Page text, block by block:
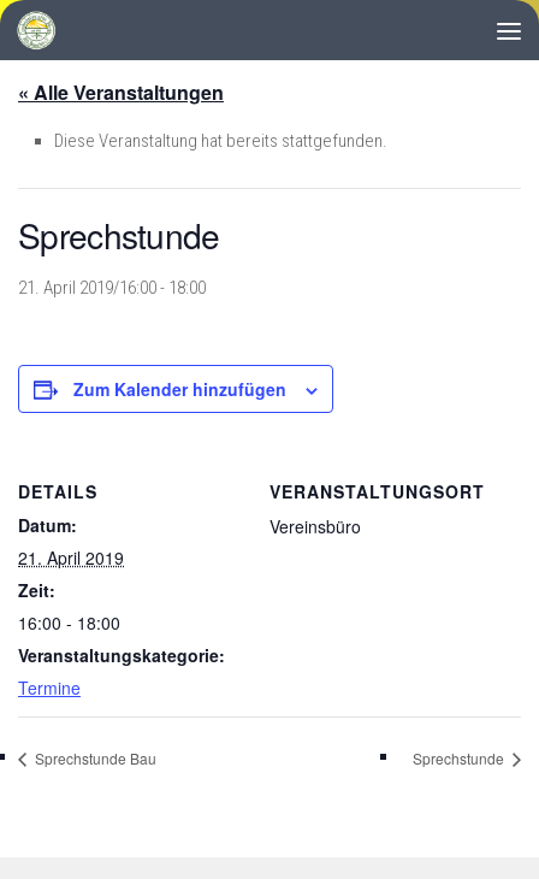
Zum Inhalt springen
« Alle Veranstaltungen
Diese Veranstaltung hat bereits stattgefunden.
Sprechstunde
21. April 2019/16:00- 18:00
Zum Kalender hinzufügen
DETAILS
Datum:
21. April 2019
Zeit:
16:00 - 18:00
Veranstaltungskategorie:
Termine
VERANSTALTUNGSORT
Vereinsbüro
Sprechstunde Bau Sprechstunde